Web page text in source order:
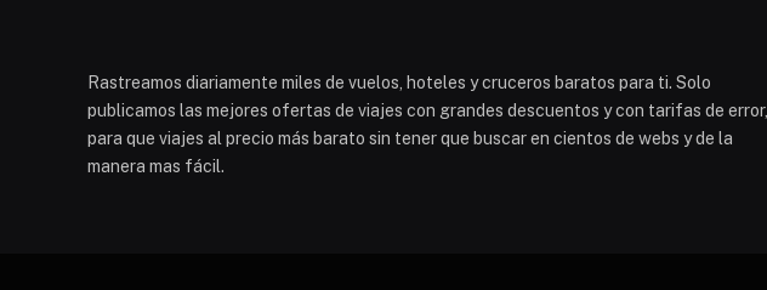
Rastreamos diariamente miles de vuelos, hoteles y cruceros baratos para ti. Solo
publicamos las mejores ofertas de viajes con grandes descuentos y con tarifas de error,
para que viajes al precio más barato sin tener que buscar en cientos de webs y de la
manera mas fácil.